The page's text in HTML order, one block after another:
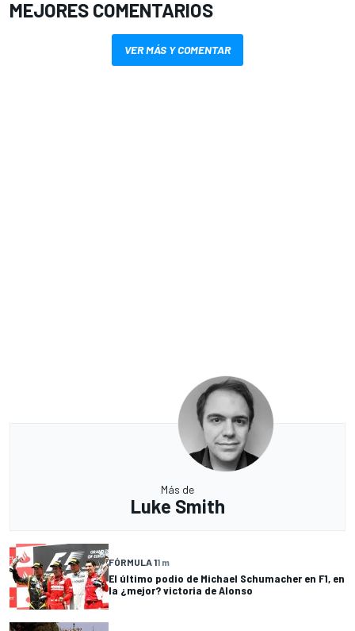
MEJORES COMENTARIOS
VER MÁS Y COMENTAR
Más de
Luke Smith
FÓRMULA 11 m
El último podio de Michael Schumacher en F1, en
la ¿mejor? victoria de Alonso